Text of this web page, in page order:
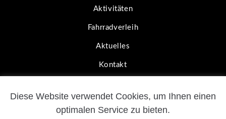
Aktivitäten
Fahrradverleih
Aktuelles
Kontakt
Diese Website verwendet Cookies, um Ihnen einen
optimalen Service zu bieten.